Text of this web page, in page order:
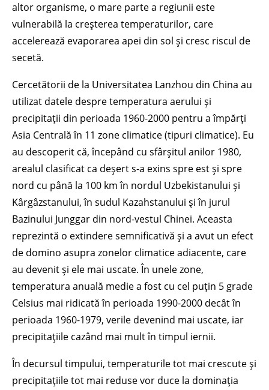
altor organisme, o mare parte a regiunii este
vulnerabilă la creșterea temperaturilor, care
accelerează evaporarea apei din sol și cresc riscul de
secetă.
Cercetătorii de la Universitatea Lanzhou din China au
utilizat datele despre temperatura aerului și
precipitații din perioada 1960-2000 pentru a împărți
Asia Centrală în 11 zone climatice (tipuri climatice). Eu
au descoperit că, începând cu sfârșitul anilor 1980,
arealul clasificat ca deșert s-a exins spre est și spre
nord cu până la 100 km în nordul Uzbekistanului și
Kârgâzstanului, în sudul Kazahstanului și în jurul
Bazinului Junggar din nord-vestul Chinei. Aceasta
reprezintă o extindere semnificativă și a avut un efect
de domino asupra zonelor climatice adiacente, care
au devenit și ele mai uscate. În unele zone,
temperatura anuală medie a fost cu cel puțin 5 grade
Celsius mai ridicată în perioada 1990-2000 decât în
perioada 1960-1979, verile devenind mai uscate, iar
precipitațiile cazând mai mult în timpul iernii.
În decursul timpului, temperaturile tot mai crescute și
precipitațiile tot mai reduse vor duce la dominația